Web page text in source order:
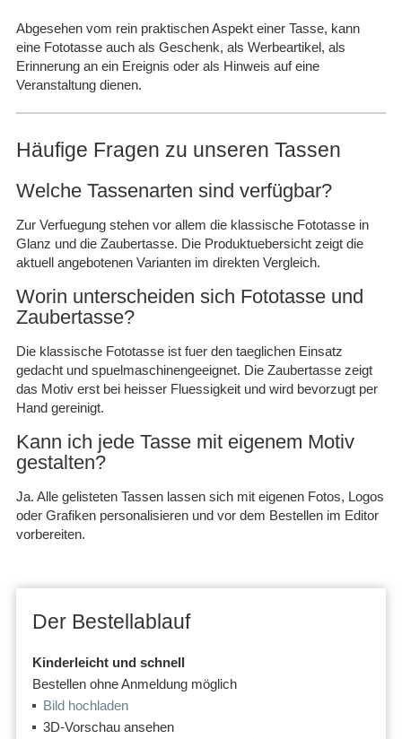
Abgesehen vom rein praktischen Aspekt einer Tasse, kann
eine Fototasse auch als Geschenk, als Werbeartikel, als
Erinnerung an ein Ereignis oder als Hinweis auf eine
Veranstaltung dienen.
Häufige Fragen zu unseren Tassen
Welche Tassenarten sind verfügbar?
Zur Verfuegung stehen vor allem die klassische Fototasse in
Glanz und die Zaubertasse. Die Produktuebersicht zeigt die
aktuell angebotenen Varianten im direkten Vergleich.
Worin unterscheiden sich Fototasse und
Zaubertasse?
Die klassische Fototasse ist fuer den taeglichen Einsatz
gedacht und spuelmaschinengeeignet. Die Zaubertasse zeigt
das Motiv erst bei heisser Fluessigkeit und wird bevorzugt per
Hand gereinigt.
Kann ich jede Tasse mit eigenem Motiv
gestalten?
Ja. Alle gelisteten Tassen lassen sich mit eigenen Fotos, Logos
oder Grafiken personalisieren und vor dem Bestellen im Editor
vorbereiten.
Der Bestellablauf
Kinderleicht und schnell
Bestellen ohne Anmeldung möglich
Bild hochladen
3D-Vorschau ansehen